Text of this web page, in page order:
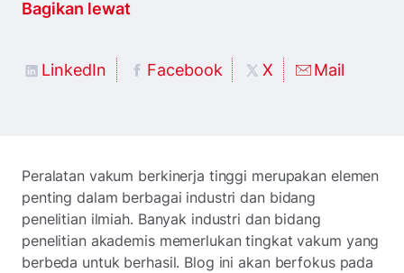
Bagikan lewat
LinkedIn Facebook X Mail
Peralatan vakum berkinerja tinggi merupakan elemen
penting dalam berbagai industri dan bidang
penelitian ilmiah. Banyak industri dan bidang
penelitian akademis memerlukan tingkat vakum yang
berbeda untuk berhasil. Blog ini akan berfokus pada